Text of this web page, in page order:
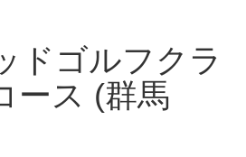
ドゴルフクラ
ス (群馬